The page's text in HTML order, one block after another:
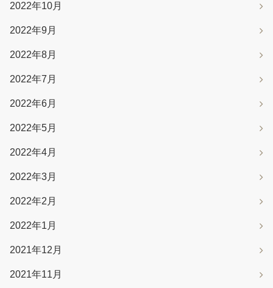
2022年10月
2022年9月
2022年8月
2022年7月
2022年6月
2022年5月
2022年4月
2022年3月
2022年2月
2022年1月
2021年12月
2021年11月